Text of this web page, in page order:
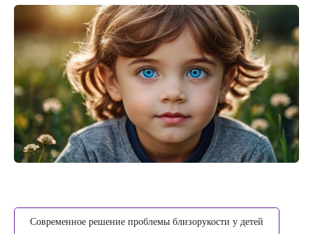
Современное решение проблемы близорукости у детей